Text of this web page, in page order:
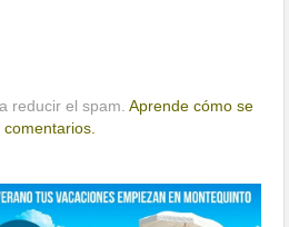
reducir el spam.Aprende cómo se